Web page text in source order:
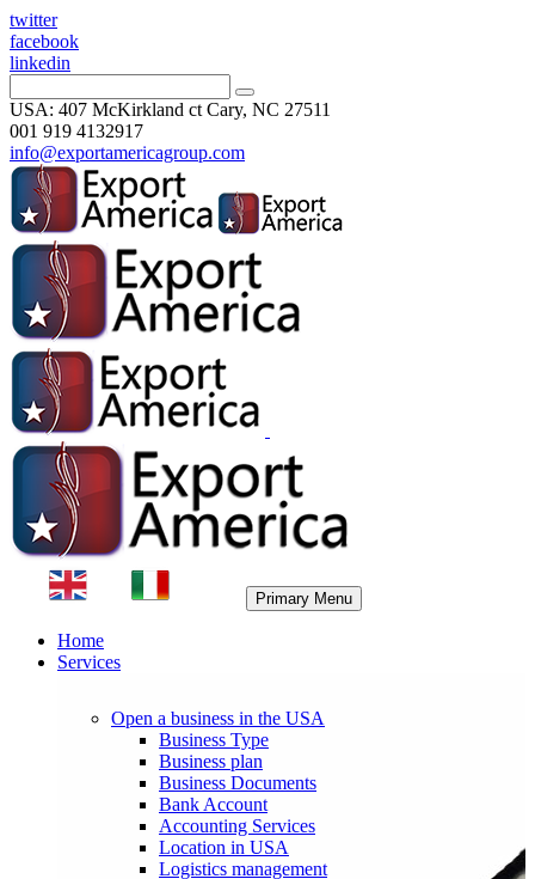
twitter
facebook
linkedin
USA: 407 McKirkland ct Cary, NC 27511
001 919 4132917
info@exportamericagroup.com
Primary Menu
Home
Services
Open a business in the USA
Business Type
Business plan
Business Documents
Bank Account
Accounting Services
Location in USA
Logistics management